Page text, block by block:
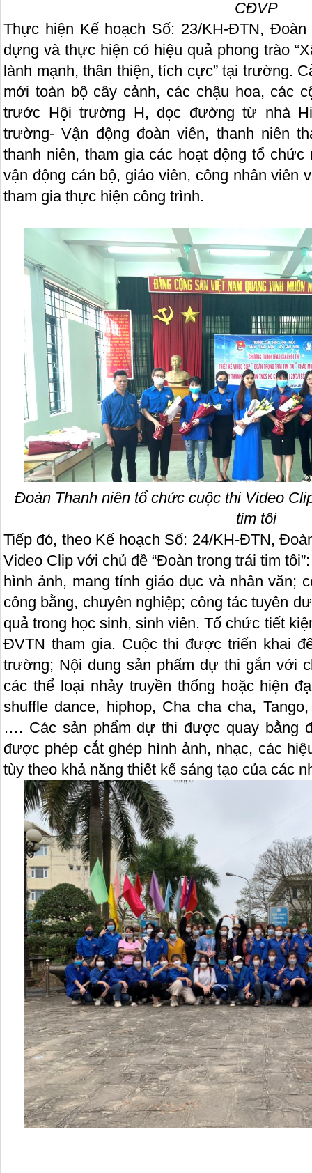
CĐVP
Thực hiện Kế hoạch Số: 23/KH-ĐTN,
dựng và thực hiện có hiệu quả phong trào
lành mạnh, thân thiện, tích cực” tại trường.
mới toàn bộ cây cảnh, các chậu hoa, các
trước Hội trường H, dọc đường từ nhà
trường- Vận động đoàn viên, thanh niên
thanh niên, tham gia các hoạt động tổ chức
vận động cán bộ, giáo viên, công nhân viên
tham gia thực hiện công trình.
Đoàn Thanh niên tổ chức cuộc thi Video
tim tôi
Tiếp đó, theo Kế hoạch Số: 24/KH-ĐTN,
Video Clip với chủ đề “Đoàn trong trái tim
hình ảnh, mang tính giáo dục và nhân văn;
công bằng, chuyên nghiệp; công tác tuyên
quả trong học sinh, sinh viên. Tổ chức tiết
ĐVTN tham gia. Cuộc thi được triển khai
trường; Nội dung sản phẩm dự thi gắn với
các thể loại nhảy truyền thống hoặc hiện
shuffle dance, hiphop, Cha cha cha,
…. Các sản phẩm dự thi được quay bằng
được phép cắt ghép hình ảnh, nhạc, các
tùy theo khả năng thiết kế sáng tạo của các